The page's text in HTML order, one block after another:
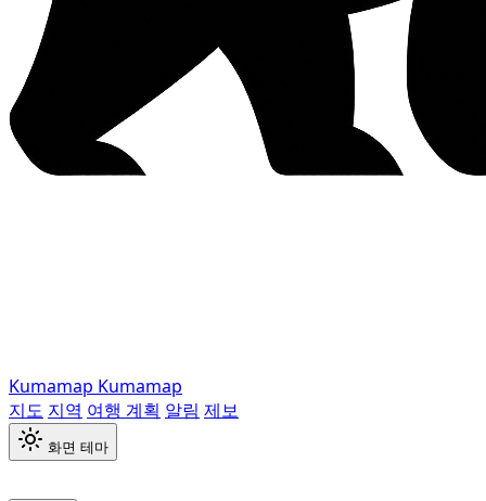
Kumamap Kumamap
지도 지역 여행 계획 알림 제보
화면 테마